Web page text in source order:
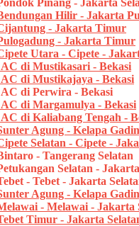
Hilir - Jakarta
- Jakarta Timur
- Jakarta Timur
Utara - Cipete -
AC di Mustikasari - Bekasi
AC di Mustikajaya - Bekasi
AC di Perwira - Bekasi
AC di Margamulya - Bekasi
AC di Kaliabang Tengah -
Agung - Kelapa
Selatan - Cipete -
- Tangerang Selatan
Selatan -
- Tebet - Jakarta
Agung - Kelapa
- Melawai - Jakarta
Timur - Jakarta